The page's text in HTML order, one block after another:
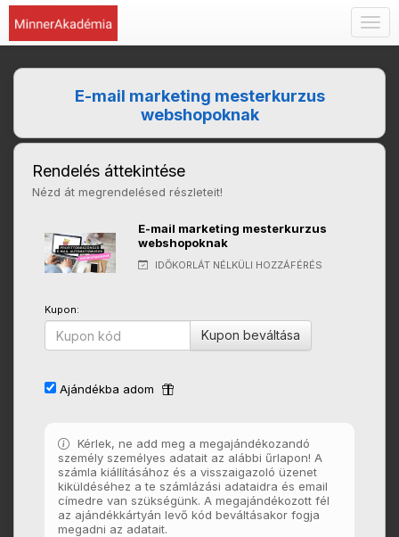
E-mail marketing mesterkurzus
webshopoknak
Rendelés áttekintése
Nézd át megrendelésed részleteit!
E-mail marketing mesterkurzus
webshopoknak
IDŐKORLÁT NÉLKÜLI HOZZÁFÉRÉS
Kupon:
Kupon beváltása
Ajándékba adom
Kérlek, ne add meg a megajándékozandó
személy személyes adatait az alábbi űrlapon! A
számla kiállításához és a visszaigazoló üzenet
kiküldéséhez a te számlázási adataidra és email
címedre van szükségünk. A megajándékozott fél
az ajándékkártyán levő kód beváltásakor fogja
megadni az adatait.